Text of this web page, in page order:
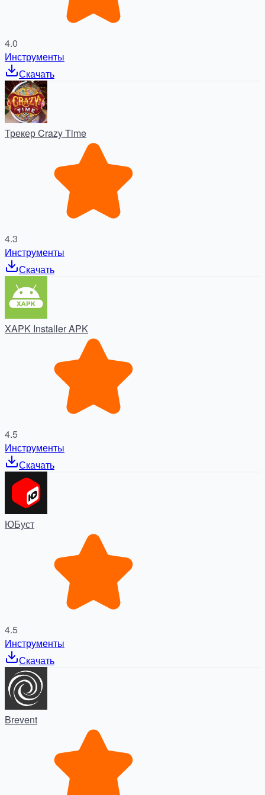
4.0
Инструменты
Скачать
Трекер Crazy Time
4.3
Инструменты
Скачать
XAPK Installer APK
4.5
Инструменты
Скачать
ЮБуст
4.5
Инструменты
Скачать
Brevent